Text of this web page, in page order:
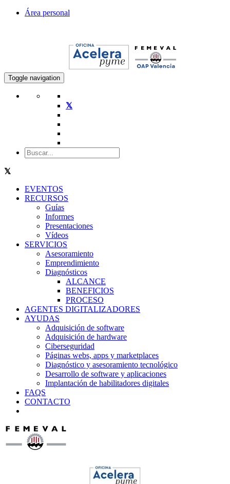
Área personal
Toggle navigation
EVENTOS
RECURSOS
Guías
Informes
Presentaciones
Vídeos
SERVICIOS
Asesoramiento
Emprendimiento
Diagnósticos
ALCANCE
BENEFICIOS
PROCESO
AGENTES DIGITALIZADORES
AYUDAS
Adquisición de software
Adquisición de hardware
Ciberseguridad
Páginas webs, apps y marketplaces
Diagnóstico y asesoramiento tecnológico
Desarrollo de software y aplicaciones
Implantación de habilitadores digitales
FAQS
CONTACTO